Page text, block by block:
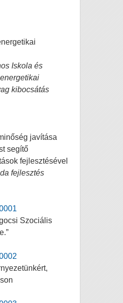
Iskola és
kibocsátás
javítása
segítő
fejlesztésével
fejlesztés
Szociális